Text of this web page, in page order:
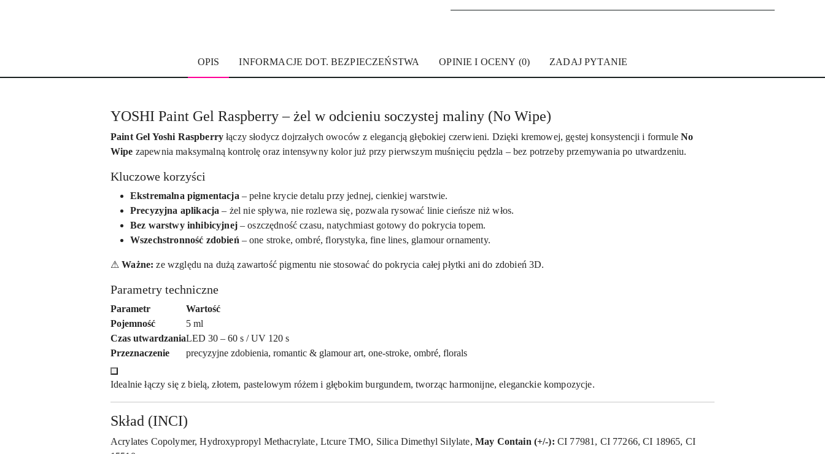
OPIS INFORMACJE DOT. BEZPIECZEŃSTWA OPINIE I OCENY (0) ZADAJ PYTANIE
YOSHI Paint Gel Raspberry – żel w odcieniu soczystej maliny (No Wipe)
Paint Gel Yoshi Raspberry łączy słodycz dojrzałych owoców z elegancją głębokiej czerwieni. Dzięki kremowej, gęstej konsystencji i formuleNo
Wipe zapewnia maksymalną kontrolę oraz intensywny kolor już przy pierwszym muśnięciu pędzla – bez potrzeby przemywania po utwardzeniu.
Kluczowe korzyści
Ekstremalna pigmentacja – pełne krycie detalu przy jednej, cienkiej warstwie.
Precyzyjna aplikacja – żel nie spływa, nie rozlewa się, pozwala rysować linie cieńsze niż włos.
Bez warstwy inhibicyjnej– oszczędność czasu, natychmiast gotowy do pokrycia topem.
Wszechstronność zdobień – one stroke, ombré, florystyka, fine lines, glamour ornamenty.
⚠Ważne: ze względu na dużą zawartość pigmentu nie stosować do pokrycia całej płytki ani do zdobień 3D.
Parametry techniczne
Parametr
Wartość
Pojemność
5 ml
Czas utwardzaniaLED 30 – 60 s / UV 120 s
Przeznaczenie
precyzyjne zdobienia, romantic & glamour art, one-stroke, ombré, florals
Idealnie łączy się z bielą, złotem, pastelowym różem i głębokim burgundem, tworząc harmonijne, eleganckie kompozycje.
Skład (INCI)
Acrylates Copolymer, Hydroxypropyl Methacrylate, Ltcure TMO, Silica Dimethyl Silylate, May Contain (+/-): CI 77981, CI 77266, CI 18965, CI